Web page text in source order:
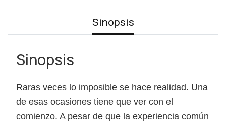
Sinopsis
Sinopsis
Raras veces lo imposible se hace realidad. Una
de esas ocasiones tiene que ver con el
comienzo. A pesar de que la experiencia común